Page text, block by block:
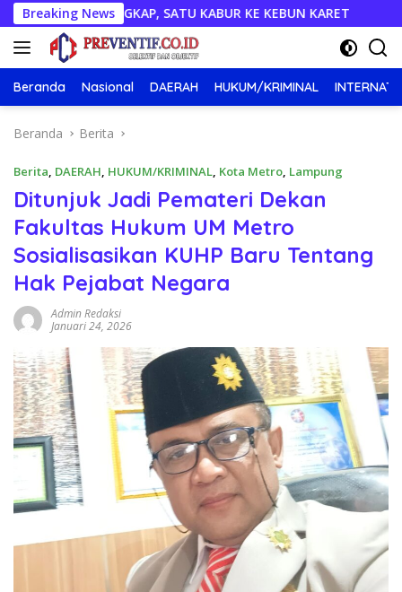
Langsung
ke
konten
Breaking News
SATU KABUR KE KEBUN KARET Semarakkan HUT
Beranda Nasional DAERAH HUKUM/KRIMINAL
Beranda Berita
Berita, DAERAH, HUKUM/KRIMINAL, Kota Metro, Lampung
Ditunjuk Jadi Pemateri Dekan
Fakultas Hukum UM Metro
Sosialisasikan KUHP Baru Tentang
Hak Pejabat Negara
Admin Redaksi
Januari 24, 2026